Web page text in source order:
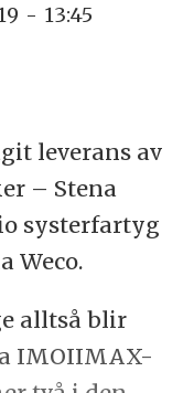
- 13:45
leverans av
– Stena
systerfartyg
Weco.
alltså blir
IMOIIMAX-